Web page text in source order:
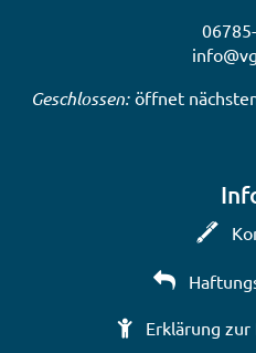
Klicken, um weitere
Geschlossen: öffnet
Erklärung